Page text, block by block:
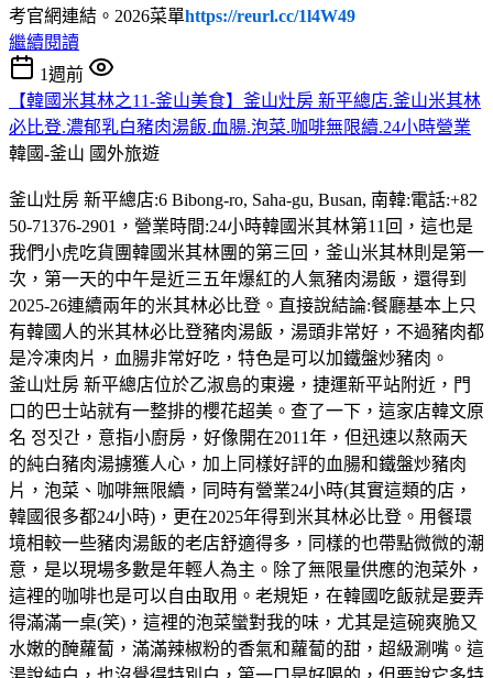
考官網連結。2026菜單https://reurl.cc/1l4W49
繼續閱讀
1週前
【韓國米其林之11-釜山美食】釜山灶房 新平總店.釜山米其林
必比登.濃郁乳白豬肉湯飯.血腸.泡菜.咖啡無限續.24小時營業
韓國-釜山 國外旅遊
釜山灶房 新平總店:6 Bibong-ro, Saha-gu, Busan, 南韓:電話:+82
50-71376-2901，營業時間:24小時韓國米其林第11回，這也是
我們小虎吃貨團韓國米其林團的第三回，釜山米其林則是第一
次，第一天的中午是近三五年爆紅的人氣豬肉湯飯，還得到
2025-26連續兩年的米其林必比登。直接說結論:餐廳基本上只
有韓國人的米其林必比登豬肉湯飯，湯頭非常好，不過豬肉都
是冷凍肉片，血腸非常好吃，特色是可以加鐵盤炒豬肉。
釜山灶房 新平總店位於乙淑島的東邊，捷運新平站附近，門
口的巴士站就有一整排的櫻花超美。查了一下，這家店韓文原
名 정짓간，意指小廚房，好像開在2011年，但迅速以熬兩天
的純白豬肉湯擄獲人心，加上同樣好評的血腸和鐵盤炒豬肉
片，泡菜、咖啡無限續，同時有營業24小時(其實這類的店，
韓國很多都24小時)，更在2025年得到米其林必比登。用餐環
境相較一些豬肉湯飯的老店舒適得多，同樣的也帶點微微的潮
意，是以現場多數是年輕人為主。除了無限量供應的泡菜外，
這裡的咖啡也是可以自由取用。老規矩，在韓國吃飯就是要弄
得滿滿一桌(笑)，這裡的泡菜蠻對我的味，尤其是這碗爽脆又
水嫩的醃蘿蔔，滿滿辣椒粉的香氣和蘿蔔的甜，超級涮嘴。這